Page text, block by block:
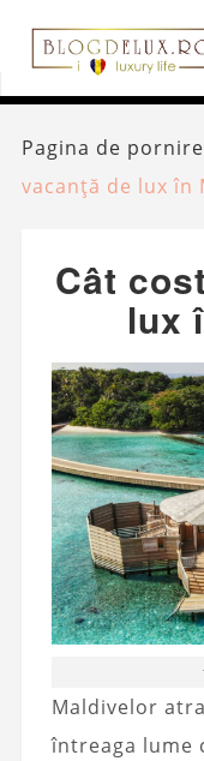
Pagina de pornire
vacanță de lux în
Cât
lux
Maldivelor
întreaga lume